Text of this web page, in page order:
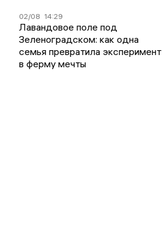
02/08 14:29
Лавандовое поле под
Зеленоградском: как одна
семья превратила эксперимент
в ферму мечты